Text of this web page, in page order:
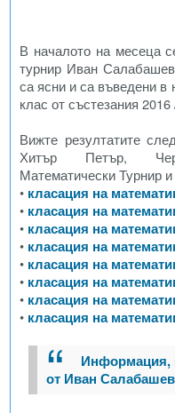
В началото на месеца
турнир Иван
са ясни и са въведени в
клас от състезания 2016
Вижте резултатите
Хитър Петър,
Математически Турнир
• класация на
• класация на
• класация на
• класация на
• класация на
• класация на
• класация на
• класация на
Информация,
от Иван Салабашев